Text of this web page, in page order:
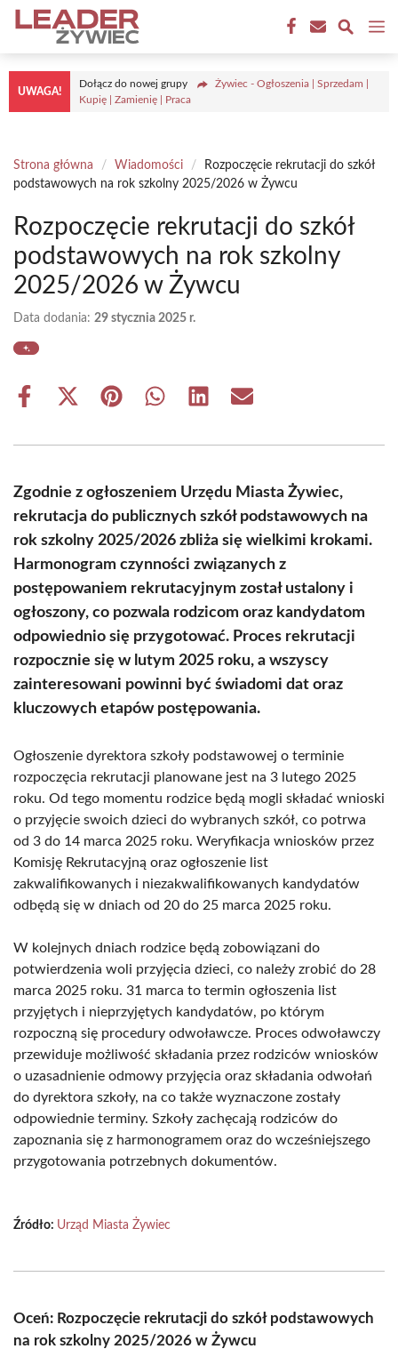
Przejdź
treści
UWAGA!
Dołącz do nowej grupy
Żywiec - Ogłoszenia | Sprzedam |
Kupię | Zamienię | Praca
Strona główna / Wiadomości /
Rozpoczęcie rekrutacji do szkół
podstawowych na rok szkolny 2025/2026 w Żywcu
Rozpoczęcie rekrutacji do szkół
podstawowych na rok szkolny
2025/2026 w Żywcu
Data dodania: 29 stycznia 2025 r.
Share
Share
(Twitter)
Share Share Share Share
Zgodnie z ogłoszeniem Urzędu Miasta Żywiec,
rekrutacja do publicznych szkół podstawowych na
rok szkolny 2025/2026 zbliża się wielkimi krokami.
Harmonogram czynności związanych z
postępowaniem rekrutacyjnym został ustalony i
ogłoszony, co pozwala rodzicom oraz kandydatom
odpowiednio się przygotować. Proces rekrutacji
rozpocznie się w lutym 2025 roku, a wszyscy
zainteresowani powinni być świadomi dat oraz
kluczowych etapów postępowania.
Ogłoszenie dyrektora szkoły podstawowej o terminie
rozpoczęcia rekrutacji planowane jest na 3 lutego 2025
roku. Od tego momentu rodzice będą mogli składać wnioski
o przyjęcie swoich dzieci do wybranych szkół, co potrwa
od 3 do 14 marca 2025 roku. Weryfikacja wniosków przez
Komisję Rekrutacyjną oraz ogłoszenie list
zakwalifikowanych i niezakwalifikowanych kandydatów
odbędą się w dniach od 20 do 25 marca 2025 roku.
W kolejnych dniach rodzice będą zobowiązani do
potwierdzenia woli przyjęcia dzieci, co należy zrobić do 28
marca 2025 roku. 31 marca to termin ogłoszenia list
przyjętych i nieprzyjętych kandydatów, po którym
rozpoczną się procedury odwoławcze. Proces odwoławczy
przewiduje możliwość składania przez rodziców wniosków
o uzasadnienie odmowy przyjęcia oraz składania odwołań
do dyrektora szkoły, na co także wyznaczone zostały
odpowiednie terminy. Szkoły zachęcają rodziców do
zapoznania się z harmonogramem oraz do wcześniejszego
przygotowania potrzebnych dokumentów.
Źródło: Urząd Miasta Żywiec
Oceń: Rozpoczęcie rekrutacji do szkół podstawowych
na rok szkolny 2025/2026 w Żywcu